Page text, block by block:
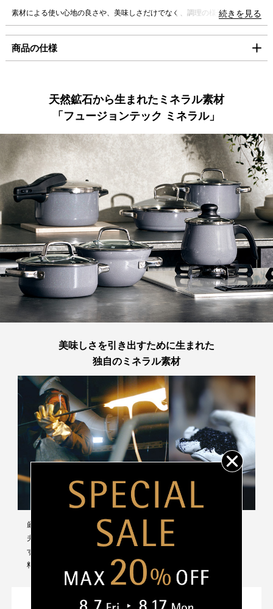
「コンパクト便」を選択の場合は、クレジット決済のみのご利用となりま
す。
一括払のみご利用可能です。
キャッシュレス決済
コンビニ決済 セブンイレブン、ローソン、ファミリーマー
ト、ミニストップ、
デイリーヤマザキ、セイ
コーマート
【手数料】
330円（一律）
代金引換
【代金引換手数料】
330円～1,100円
ご注文金額に応じて手数料が異なります。
素材による使い心地の良さや、美味しさだけでなく、調理の様子が見える透
明なガラス蓋、液だれしにくいフチ加工、食器洗浄機対応など、毎日の料理
に役立つ便利さも備えています。
本体はオーブン使用可能で、オーブン料理やお菓子にも。
続きを見る
商品の仕様
外寸(mm):250
外寸取っ手込 (mm):330
高さ本体のみ(mm):70
全高-ふた込(mm):155
製品重量(g):2,630
満水容量(ml):2,800
素材
本体：焼付け塗装（ガラス、セラミック融合
被覆）
フチ： クロムめっき・ニッケルめっき
材質
本体：ほうろう用鋼板
取っ手・蓋つまみ：ステンレス鋼（クロマー
ガン製）
蓋：強化ガラス
原産国 ドイツ
個装サイズ（約）
幅(mm):330
奥行き(mm):280
高さ(mm):167
重量(g):3,250
熱源
ガス/IHクッキングヒーター/電気コンロ/セラ
ミッククッキングヒーター/オーブン（本体の
み）/ 100V-200V
※ガラス蓋はオーブン使用不可です。
性能
定格、製品仕様）
IH使用：可
食器洗浄機使用：可
オーブン使用：可※本体のみ
保証情報 10年（鍋本体）
天然鉱石から生まれたミネラル素材
「フュージョンテック ミネラル」
厳選された約30種類と特殊鋼を融合させ一層化し、非常に硬く丈
夫な独自のミネラル素材「フュージョンテック」を作り出しま
す。ガラス・セラミックが含まれるため、遠赤外線効果が高く、
料理を美味しく仕上げます。
美味しさを引き出すために生まれた
独自のミネラル素材